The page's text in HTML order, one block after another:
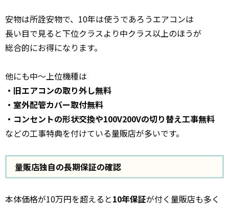
安物は所詮安物で、10年は使うであろうエアコンは
長い目で見ると下位クラスより中クラス以上のほうが
総合的にお得になります。
他にも中～上位機種は
・旧エアコンの取り外し無料
・室外配管カバー取付無料
・コンセントの形状交換や100V200Vの切り替え工事無料
などの工事特典を付けている量販店が多いです。
量販店独自の長期保証の確認
本体価格が10万円を超えると10年保証が付く量販店も多く